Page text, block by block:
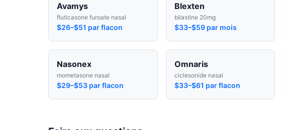
Avamys
fluticasone furoate nasal
$26–$51 par flacon
Blexten
bilastine 20mg
$33–$59 par mois
Nasonex
mometasone nasal
$29–$53 par flacon
Omnaris
ciclesonide nasal
$33–$61 par flacon